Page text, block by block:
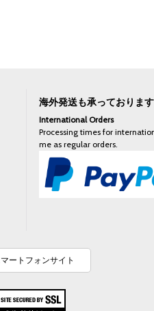
海外発送も承っております
International Orders
Processing times for
me as regular orders.
マートフォンサイト